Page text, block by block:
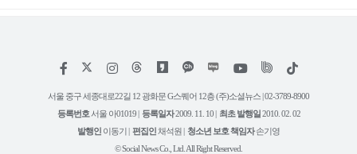
페
스
인
타
램
위
트
유
튜
틱
서울 중구 세종대로22길 12 광화문 G스퀘어 12층 (주)소셜뉴스 | 02-3789-8900
등록번호 서울 아01019 | 등록일자2009. 11. 10 | 최초 발행일2010. 02. 02
발행인 이동기 | 편집인채석원 | 청소년 보호 책임자손기영
© Social News Co., Ltd. All Right Reserved.